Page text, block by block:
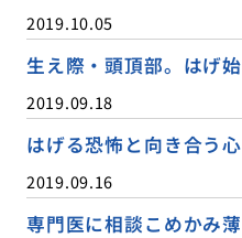
2019.10.05
生え際・頭頂部。はげ
2019.09.18
はげる恐怖と向き合う
2019.09.16
専門医に相談こめかみ